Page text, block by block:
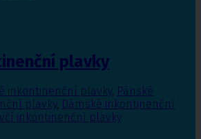
plavky
inkontinenční plavky, Pánské
plavky, Dámské inkontinenční
inkontinenční plavky